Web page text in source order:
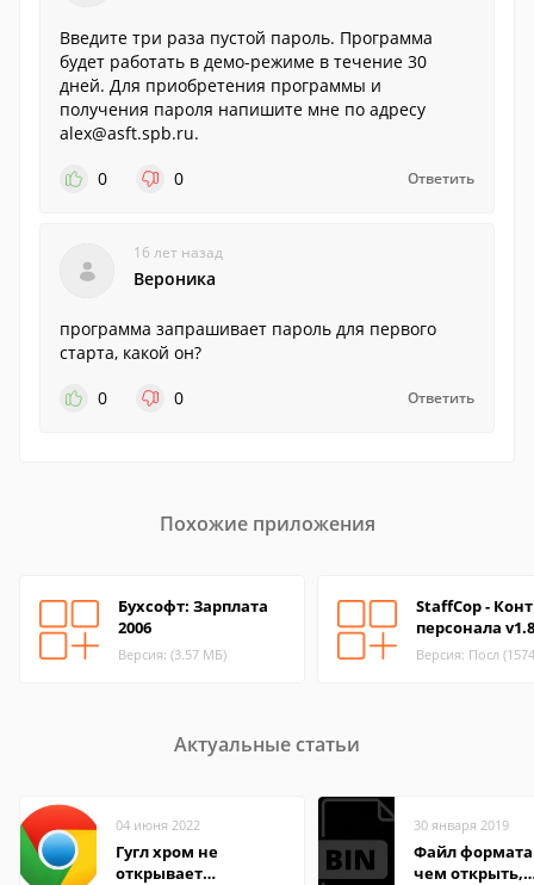
Введите три раза пустой пароль. Программа
будет работать в демо-режиме в течение 30
дней. Для приобретения программы и
получения пароля напишите мне по адресу
alex@asft.spb.ru.
0
0 Ответить
16 лет назад
Вероника
программа запрашивает пароль для первого
старта, какой он?
0
0 Ответить
Похожие приложения
Бухсофт: Зарплата
2006
Версия: (3.57 МБ)
StaffCop -
персонала
Версия: Посл
Актуальные статьи
04 июня 2022
Гугл хром не
открывает
30 января 2019
Файл формата
чем открыть,